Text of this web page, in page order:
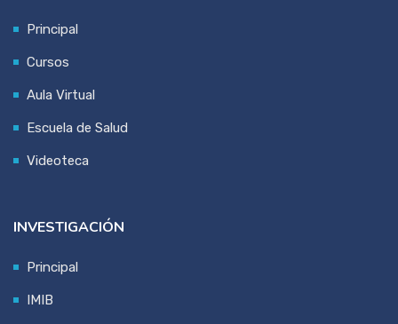
Principal
Cursos
Aula Virtual
Escuela de Salud
Videoteca
INVESTIGACIÓN
Principal
IMIB